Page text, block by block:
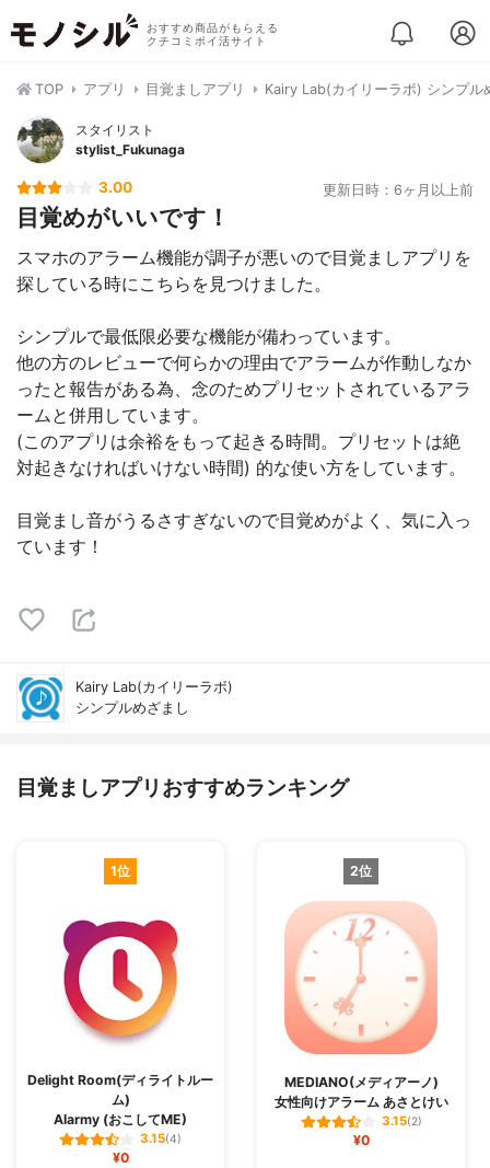
おすすめ商品がもらえる
クチコミポイ活サイト
TOP アプリ 目覚ましアプリ Kairy Lab(カイリーラボ) シンプル
スタイリスト
stylist_Fukunaga
3.00 更新日時：6ヶ月以上前
目覚めがいいです！
スマホのアラーム機能が調子が悪いので目覚ましアプリを
探している時にこちらを見つけました。
シンプルで最低限必要な機能が備わっています。
他の方のレビューで何らかの理由でアラームが作動しなか
ったと報告がある為、念のためプリセットされているアラ
ームと併用しています。
(このアプリは余裕をもって起きる時間。プリセットは絶
対起きなければいけない時間) 的な使い方をしています。
目覚まし音がうるさすぎないので目覚めがよく、気に入っ
ています！
Kairy Lab(カイリーラボ)
シンプルめざまし
目覚ましアプリおすすめランキング
1位
Delight Room(ディライトルー
ム)
Alarmy (おこしてME)
3.15(4)
¥0
2位
MEDIANO(メディアーノ)
女性向けアラーム あさとけい
3.15(2)
¥0